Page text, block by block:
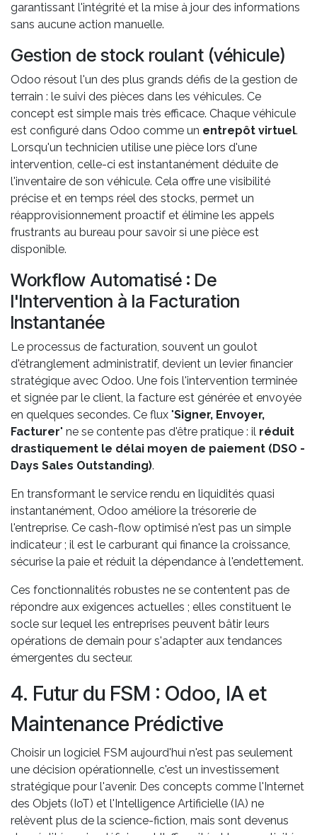
garantissant l'intégrité et la mise à jour des informations
sans aucune action manuelle.
Gestion de stock roulant (véhicule)
Odoo résout l'un des plus grands défis de la gestion de
terrain : le suivi des pièces dans les véhicules. Ce
concept est simple mais très efficace. Chaque véhicule
est configuré dans Odoo comme un entrepôt virtuel.
Lorsqu'un technicien utilise une pièce lors d'une
intervention, celle-ci est instantanément déduite de
l'inventaire de son véhicule. Cela offre une visibilité
précise et en temps réel des stocks, permet un
réapprovisionnement proactif et élimine les appels
frustrants au bureau pour savoir si une pièce est
disponible.
Workflow Automatisé : De
l'Intervention à la Facturation
Instantanée
Le processus de facturation, souvent un goulot
d'étranglement administratif, devient un levier financier
stratégique avec Odoo. Une fois l'intervention terminée
et signée par le client, la facture est générée et envoyée
en quelques secondes. Ce flux "Signer, Envoyer,
Facturer" ne se contente pas d'être pratique : il réduit
drastiquement le délai moyen de paiement (DSO -
Days Sales Outstanding).
En transformant le service rendu en liquidités quasi
instantanément, Odoo améliore la trésorerie de
l'entreprise. Ce cash-flow optimisé n'est pas un simple
indicateur ; il est le carburant qui finance la croissance,
sécurise la paie et réduit la dépendance à l'endettement.
Ces fonctionnalités robustes ne se contentent pas de
répondre aux exigences actuelles ; elles constituent le
socle sur lequel les entreprises peuvent bâtir leurs
opérations de demain pour s'adapter aux tendances
émergentes du secteur.
4. Futur du FSM : Odoo, IA et
Maintenance Prédictive
Choisir un logiciel FSM aujourd'hui n'est pas seulement
une décision opérationnelle, c'est un investissement
stratégique pour l'avenir. Des concepts comme l'Internet
des Objets (IoT) et l'Intelligence Artificielle (IA) ne
relèvent plus de la science-fiction, mais sont devenus